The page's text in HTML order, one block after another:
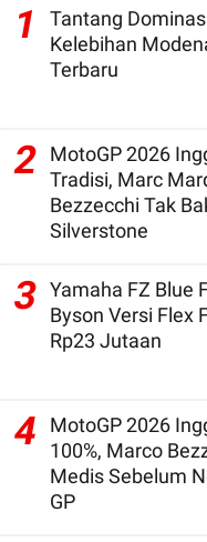
1
Tantang
Kelebihan
Terbaru
2
MotoGP 2026
Tradisi, Marc
Bezzecchi Tak
Silverstone
3 Yamaha FZ Blue
Byson Versi Flex
Rp23 Jutaan
4
MotoGP 2026
100%, Marco
Medis Sebelum
GP